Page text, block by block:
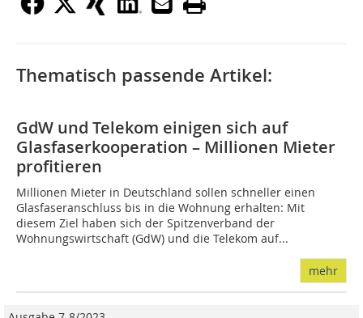
Thematisch passende Artikel:
GdW und Telekom einigen sich auf
Glasfaserkooperation – Millionen Mieter
profitieren
Millionen Mieter in Deutschland sollen schneller einen
Glasfaseranschluss bis in die Wohnung erhalten: Mit
diesem Ziel haben sich der Spitzenverband der
Wohnungswirtschaft (GdW) und die Telekom auf...
mehr